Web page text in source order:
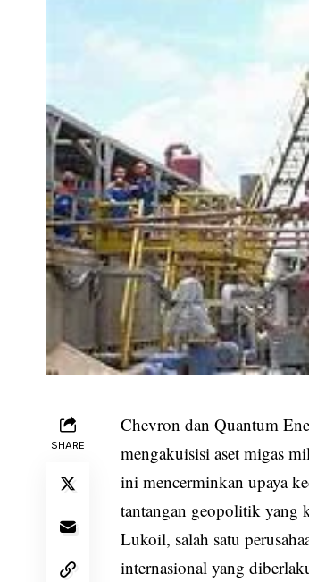
SHARE
Chevron dan Quantum
mengakuisisi aset migas
ini mencerminkan upaya
tantangan geopolitik yang
Lukoil, salah satu
internasional yang